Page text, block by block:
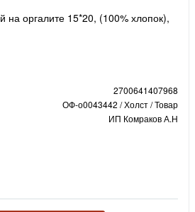
на оргалите 15*20, (100% хлопок),
2700641407968
ОФ-о0043442 / Холст / Товар
ИП Комраков А.Н